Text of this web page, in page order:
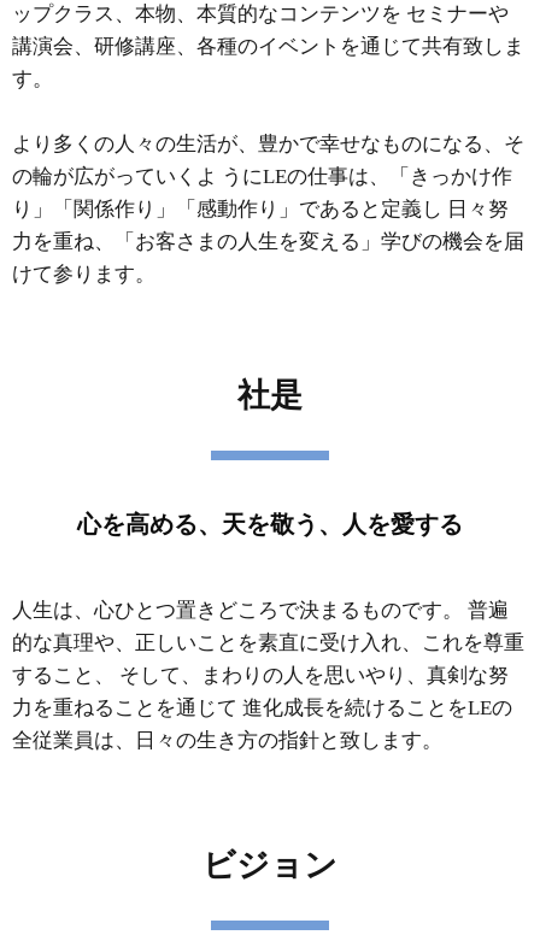
人々が価値ある情報、知識、智慧を持つこと
で、より豊かで幸せな生活を実現できる手助け
ップクラス、本物、本質的なコンテンツを セミナーや
講演会、研修講座、各種のイベントを通じて共有致しま
す。
より多くの人々の生活が、豊かで幸せなものになる、そ
の輪が広がっていくよ うにLEの仕事は、「きっかけ作
り」「関係作り」「感動作り」であると定義し 日々努
力を重ね、「お客さまの人生を変える」学びの機会を届
けて参ります。
社是
心を高める、天を敬う、人を愛する
人生は、心ひとつ置きどころで決まるものです。 普遍
的な真理や、正しいことを素直に受け入れ、これを尊重
すること、 そして、まわりの人を思いやり、真剣な努
力を重ねることを通じて 進化成⾧を続けることをLEの
全従業員は、日々の生き方の指針と致します。
ビジョン